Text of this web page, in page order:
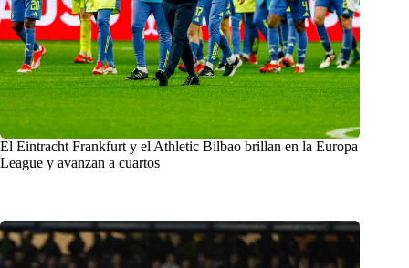
El Eintracht Frankfurt y el Athletic Bilbao brillan en la Europa
League y avanzan a cuartos